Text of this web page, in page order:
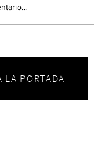
LA PORTADA